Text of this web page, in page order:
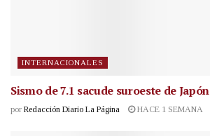
INTERNACIONALES
Sismo de 7.1 sacude suroeste de Japón
por Redacción Diario La Página HACE 1 SEMANA